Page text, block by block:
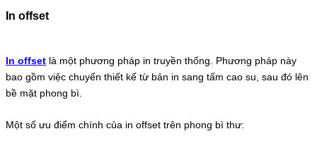
In offset
In offset là một phương pháp in truyền thống. Phương pháp này
bao gồm việc chuyển thiết kế từ bản in sang tấm cao su, sau đó lên
bề mặt phong bì.
Một số ưu điểm chính của in offset trên phong bì thư: